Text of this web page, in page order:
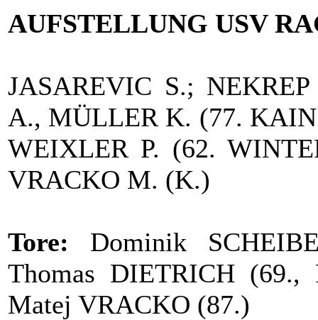
AUFSTELLUNG USV
JASAREVIC S.;
A., MÜLLER K. (77.
WEIXLER P. (62.
VRACKO M. (K.)
Tore: Dominik
Thomas DIETRICH
Matej VRACKO (87.)